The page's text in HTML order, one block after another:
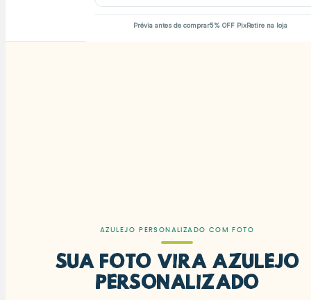
Prévia antes de comprar5% OFF PixRetire na loja
AZULEJO PERSONALIZADO COM FOTO
Sua foto vira azulejo
personalizado